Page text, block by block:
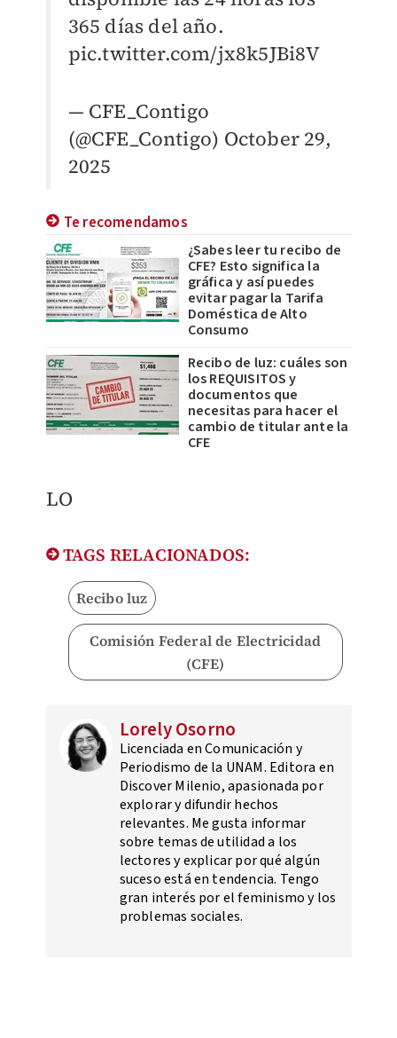
365 días del año.
pic.twitter.com/jx8k5JBi8V
— CFE_Contigo
(@CFE_Contigo) October 29,
2025
Te recomendamos
¿Sabes leer tu recibo de
CFE? Esto significa la
gráfica y así puedes
evitar pagar la Tarifa
Doméstica de Alto
Consumo
Recibo de luz: cuáles son
los REQUISITOS y
documentos que
necesitas para hacer el
cambio de titular ante la
CFE
LO
TAGS RELACIONADOS:
Recibo luz
Comisión Federal de Electricidad
(CFE)
Lorely Osorno
Licenciada en Comunicación y
Periodismo de la UNAM. Editora en
Discover Milenio, apasionada por
explorar y difundir hechos
relevantes. Me gusta informar
sobre temas de utilidad a los
lectores y explicar por qué algún
suceso está en tendencia. Tengo
gran interés por el feminismo y los
problemas sociales.